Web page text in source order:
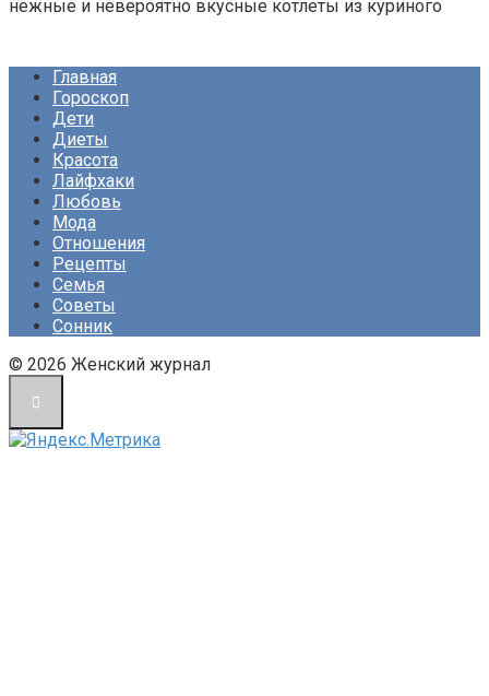
нежные и невероятно вкусные котлеты из куриного
Главная
Гороскоп
Дети
Диеты
Красота
Лайфхаки
Любовь
Мода
Отношения
Рецепты
Семья
Советы
Сонник
© 2026 Женский журнал